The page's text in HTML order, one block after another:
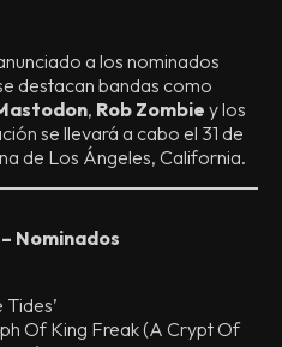
a los nominados
destacan bandas como
, Rob Zombie y los
se llevará a cabo el 31 de
de Los Ángeles, California.
Nominados
Tides’
Of King Freak (A Crypt Of